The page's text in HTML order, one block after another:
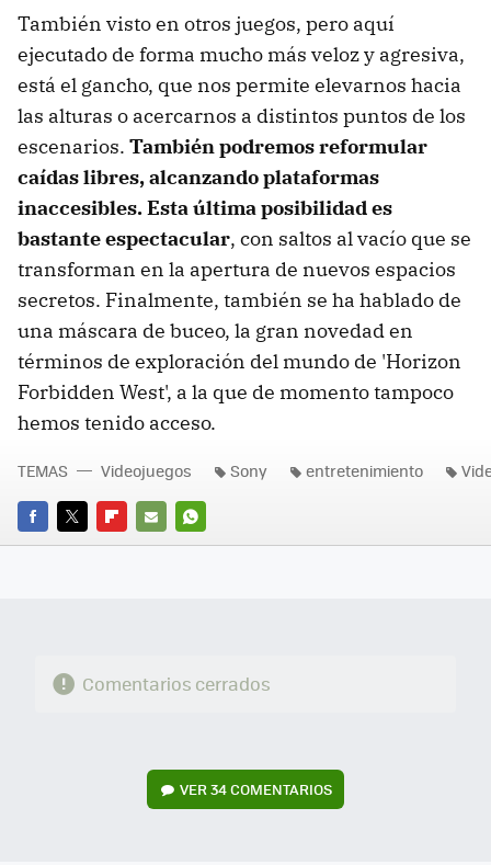
También visto en otros juegos, pero aquí
ejecutado de forma mucho más veloz y agresiva,
está el gancho, que nos permite elevarnos hacia
las alturas o acercarnos a distintos puntos de los
escenarios. También podremos reformular
caídas libres, alcanzando plataformas
inaccesibles. Esta última posibilidad es
bastante espectacular, con saltos al vacío que se
transforman en la apertura de nuevos espacios
secretos. Finalmente, también se ha hablado de
una máscara de buceo, la gran novedad en
términos de exploración del mundo de 'Horizon
Forbidden West', a la que de momento tampoco
hemos tenido acceso.
FACEBOOK
TWITTERFLIPBOARD
E-
WHATSAPP
TEMAS Videojuegos Sony entretenimiento
Comentarios cerrados
VER34 COMENTARIOS